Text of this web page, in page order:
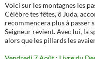
Voici sur les montagnes les
Célèbre tes fêtes, ô Juda,
recommencera plus à passer
Seigneur revient. Avec lui, la
alors que les pillards les